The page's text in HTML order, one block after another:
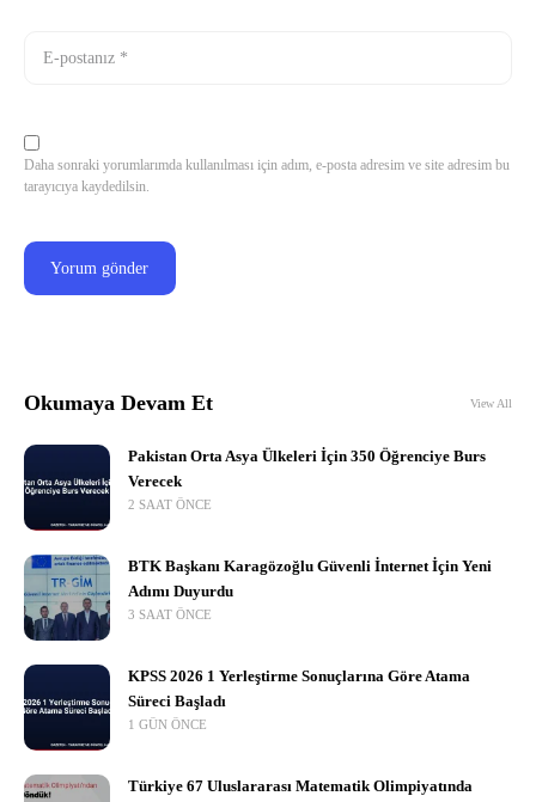
Daha sonraki yorumlarımda kullanılması için adım, e-posta adresim ve site adresim bu
tarayıcıya kaydedilsin.
Okumaya Devam Et View All
Pakistan Orta Asya Ülkeleri İçin 350 Öğrenciye Burs
Verecek
2 SAAT ÖNCE
BTK Başkanı Karagözoğlu Güvenli İnternet İçin Yeni
Adımı Duyurdu
3 SAAT ÖNCE
KPSS 2026 1 Yerleştirme Sonuçlarına Göre Atama
Süreci Başladı
1 GÜN ÖNCE
Türkiye 67 Uluslararası Matematik Olimpiyatında